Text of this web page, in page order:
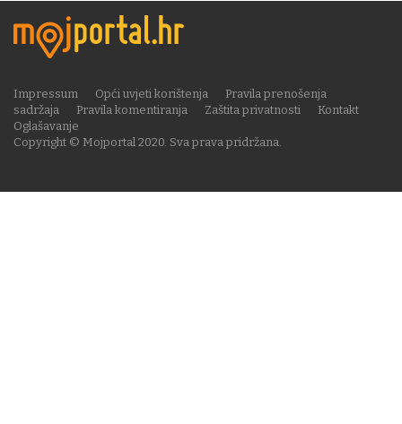
Copyright © Mojportal 2020. Sva prava pridržana.
Impressum Opći uvjeti korištenja
Pravila prenošenja
sadržaja
Pravila komentiranja Zaštita privatnosti
Kontakt
Oglašavanje